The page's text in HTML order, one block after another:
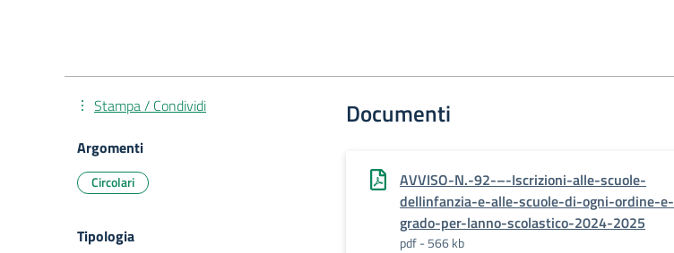
Documenti
AVVISO-N.-92-–-Iscrizioni-alle-scuole-
dellinfanzia-e-alle-scuole-di-ogni-ordine-e-
grado-per-lanno-scolastico-2024-2025
pdf - 566 kb
Stampa / Condividi
Argomenti
Circolari
Tipologia